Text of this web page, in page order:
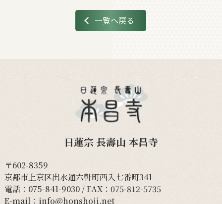
一覧へ戻る
日蓮宗 長壽山 本昌寺
〒602-8359
京都市上京区出水通六軒町西入七番町341
電話： 075-841-9030/ FAX：075-812-5735
E-mail： info@honshoji.net